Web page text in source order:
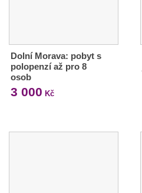
Dolní Morava: pobyt s
polopenzí až pro 8
osob
3 000 Kč